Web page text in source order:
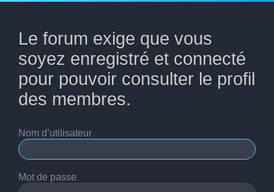
Le forum exige que vous
soyez enregistré et connecté
pour pouvoir consulter le profil
des membres.
Nom d’utilisateur
Mot de passe